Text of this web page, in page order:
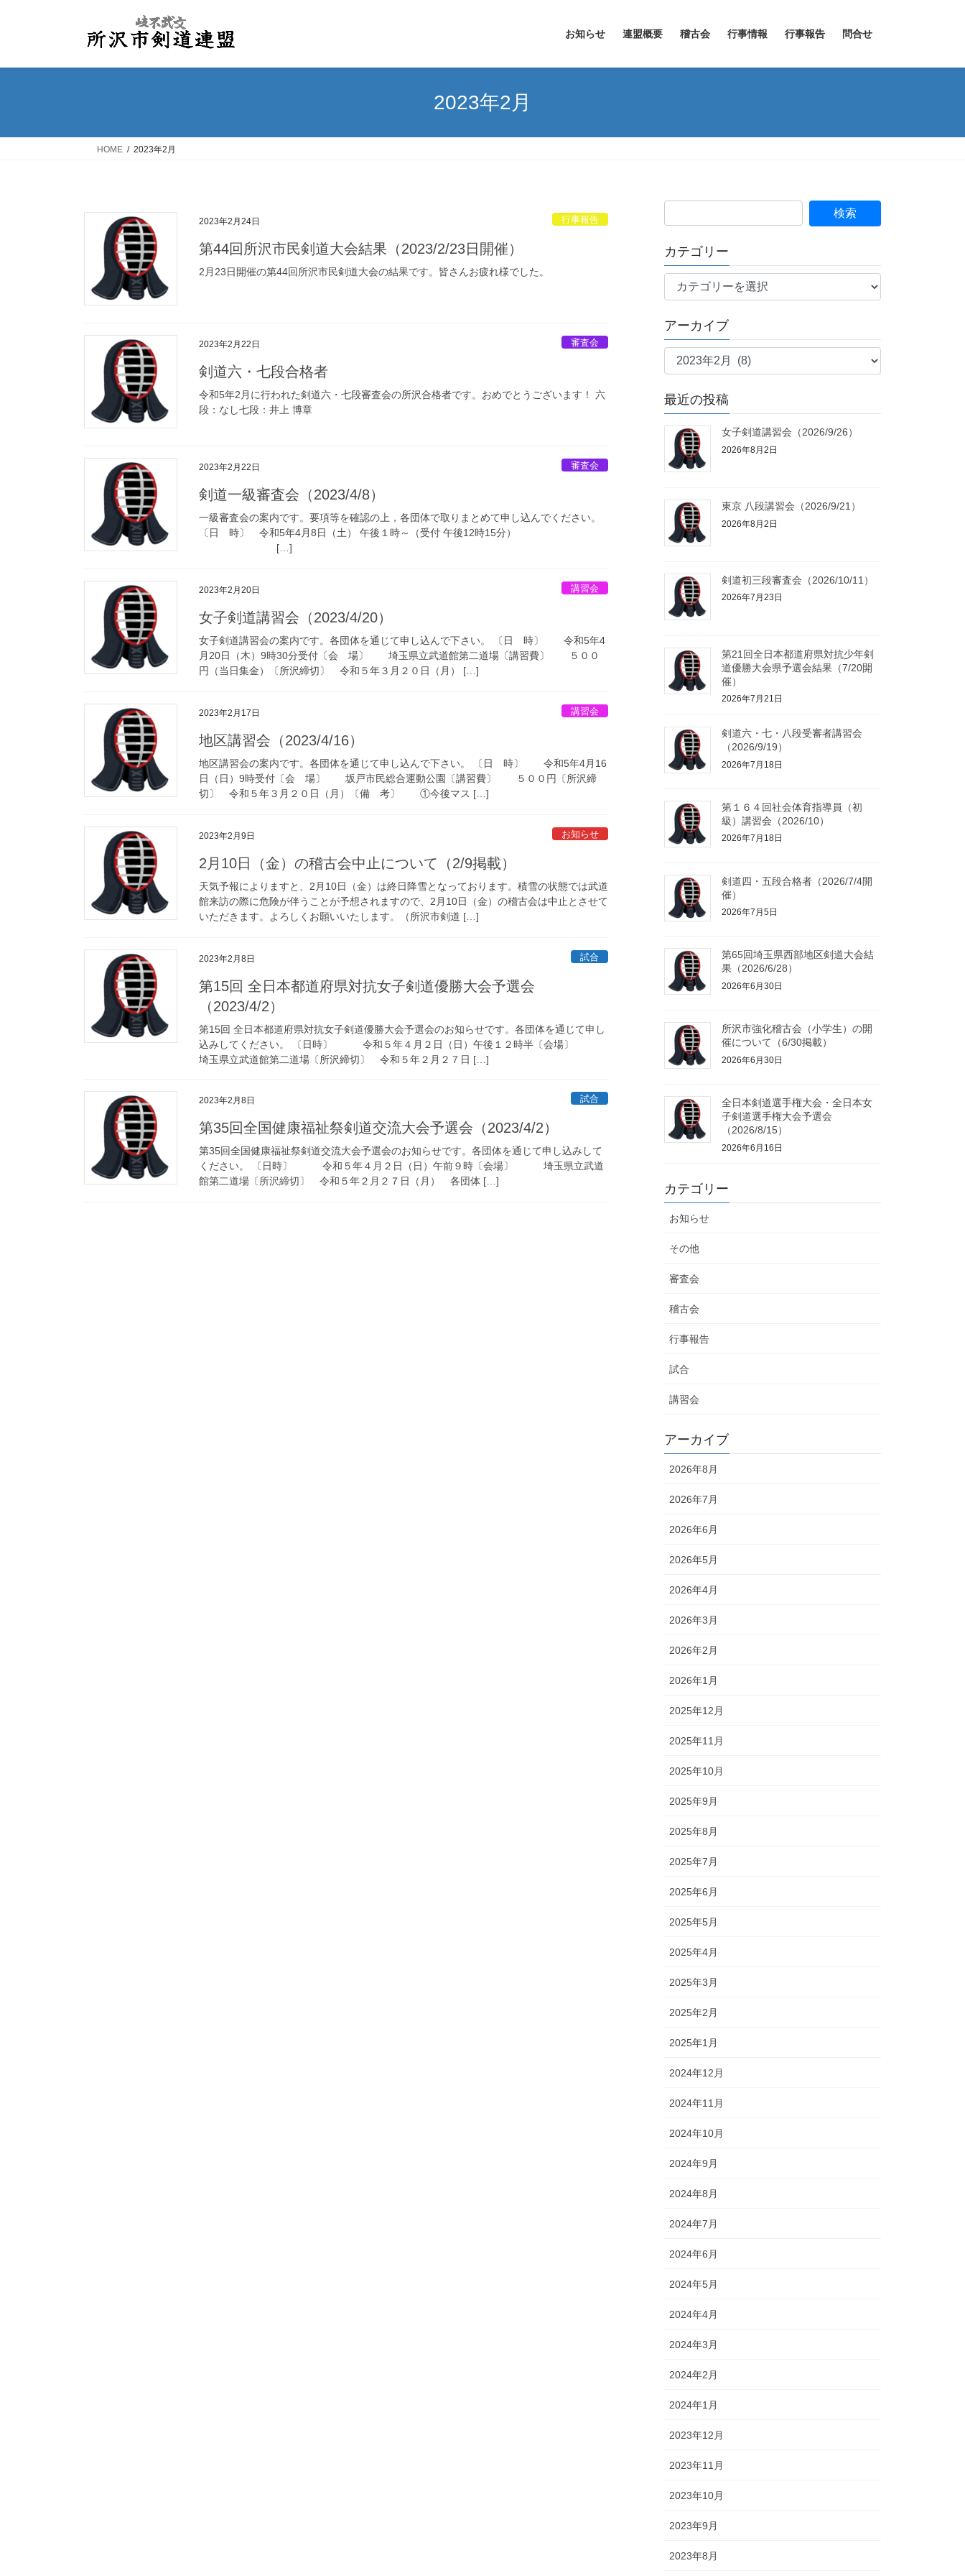
お知らせ 連盟概要 稽古会 行事情報 行事報告 問合せ
2023年2月
HOME 2023年2月
2023年2月24日 行事報告
第44回所沢市民剣道大会結果（2023/2/23日開催）
2月23日開催の第44回所沢市民剣道大会の結果です。皆さんお疲れ様でした。
2023年2月22日 審査会
剣道六・七段合格者
令和5年2月に行われた剣道六・七段審査会の所沢合格者です。おめでとうございます！ 六
段：なし七段：井上 博章
2023年2月22日 審査会
剣道一級審査会（2023/4/8）
一級審査会の案内です。要項等を確認の上，各団体で取りまとめて申し込んでください。
〔日 時〕 令和5年4月8日（土） 午後１時～（受付 午後12時15分）
[…]
2023年2月20日 講習会
女子剣道講習会（2023/4/20）
女子剣道講習会の案内です。各団体を通じて申し込んで下さい。 〔日 時〕 令和5年4
月20日（木）9時30分受付〔会 場〕 埼玉県立武道館第二道場〔講習費〕 ５００
円（当日集金）〔所沢締切〕 令和５年３月２０日（月） […]
2023年2月17日 講習会
地区講習会（2023/4/16）
地区講習会の案内です。各団体を通じて申し込んで下さい。 〔日 時〕 令和5年4月16
日（日）9時受付〔会 場〕 坂戸市民総合運動公園〔講習費〕 ５００円〔所沢締
切〕 令和５年３月２０日（月）〔備 考〕 ①今後マス […]
2023年2月9日 お知らせ
2月10日（金）の稽古会中止について（2/9掲載）
天気予報によりますと、2月10日（金）は終日降雪となっております。積雪の状態では武道
館来訪の際に危険が伴うことが予想されますので、2月10日（金）の稽古会は中止とさせて
いただきます。よろしくお願いいたします。（所沢市剣道 […]
2023年2月8日 試合
第15回 全日本都道府県対抗女子剣道優勝大会予選会
（2023/4/2）
第15回 全日本都道府県対抗女子剣道優勝大会予選会のお知らせです。各団体を通じて申し
込みしてください。 〔日時〕 令和５年４月２日（日）午後１２時半〔会場〕
埼玉県立武道館第二道場〔所沢締切〕 令和５年２月２７日 […]
2023年2月8日 試合
第35回全国健康福祉祭剣道交流大会予選会（2023/4/2）
第35回全国健康福祉祭剣道交流大会予選会のお知らせです。各団体を通じて申し込みして
ください。 〔日時〕 令和５年４月２日（日）午前９時〔会場〕 埼玉県立武道
館第二道場〔所沢締切〕 令和５年２月２７日（月） 各団体 […]
カテゴリー
テ
リ
ー
アーカイブ
ア
イ
ブ
最近の投稿
女子剣道講習会（2026/9/26）
2026年8月2日
東京 八段講習会（2026/9/21）
2026年8月2日
剣道初三段審査会（2026/10/11）
2026年7月23日
第21回全日本都道府県対抗少年剣
道優勝大会県予選会結果（7/20開
催）
2026年7月21日
剣道六・七・八段受審者講習会
（2026/9/19）
2026年7月18日
第１６４回社会体育指導員（初
級）講習会（2026/10）
2026年7月18日
剣道四・五段合格者（2026/7/4開
催）
2026年7月5日
第65回埼玉県西部地区剣道大会結
果（2026/6/28）
2026年6月30日
所沢市強化稽古会（小学生）の開
催について（6/30掲載）
2026年6月30日
全日本剣道選手権大会・全日本女
子剣道選手権大会予選会
（2026/8/15）
2026年6月16日
カテゴリー
お知らせ
その他
審査会
稽古会
行事報告
試合
講習会
アーカイブ
2026年8月
2026年7月
2026年6月
2026年5月
2026年4月
2026年3月
2026年2月
2026年1月
2025年12月
2025年11月
2025年10月
2025年9月
2025年8月
2025年7月
2025年6月
2025年5月
2025年4月
2025年3月
2025年2月
2025年1月
2024年12月
2024年11月
2024年10月
2024年9月
2024年8月
2024年7月
2024年6月
2024年5月
2024年4月
2024年3月
2024年2月
2024年1月
2023年12月
2023年11月
2023年10月
2023年9月
2023年8月